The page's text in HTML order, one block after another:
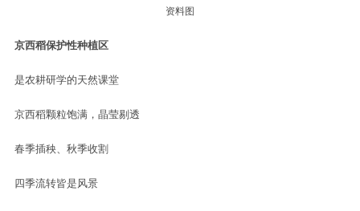
资料图
京西稻保护性种植区
是农耕研学的天然课堂
京西稻颗粒饱满，晶莹剔透
春季插秧、秋季收割
四季流转皆是风景